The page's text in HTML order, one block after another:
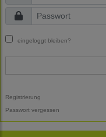
eingeloggt bleiben?
Registrierung
Passwort vergessen